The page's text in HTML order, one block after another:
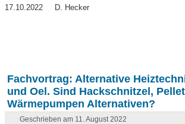
17.10.2022 D. Hecker
Fachvortrag: Alternative
und Oel. Sind Hackschnitzel,
Wärmepumpen Alternativen?
Geschrieben am 11. August 2022